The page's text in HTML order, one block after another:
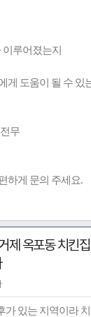
이루어졌는지
게 도움이 될 수 있
무
하게 문의 주세요.
제 옥포동 치킨
가 있는 지역이라